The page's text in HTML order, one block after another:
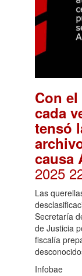
Con
cada
tensó
causa
2025
Las
Secretaría
de Justicia
fiscalía
Infobae